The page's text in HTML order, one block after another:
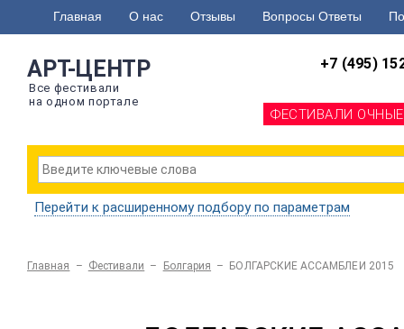
Главная О нас Отзывы Вопросы Ответы
АРТ-ЦЕНТР
Все фестивали
на одном портале
+7 (495)
ФЕСТИВАЛИ ОЧНЫЕ
Перейти к расширенному подбору по параметрам
Главная – Фестивали – Болгария – БОЛГАРСКИЕ АССАМБЛЕИ 2015